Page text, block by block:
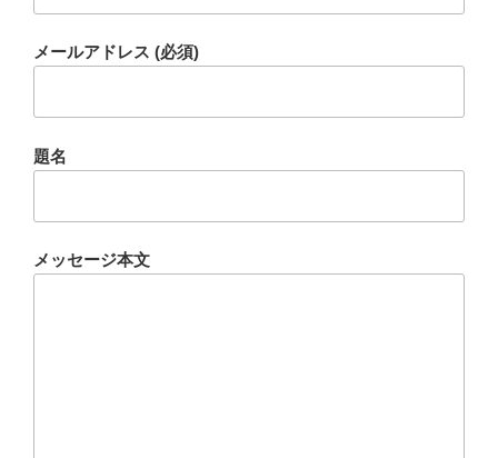
メールアドレス (必須)
題名
メッセージ本文